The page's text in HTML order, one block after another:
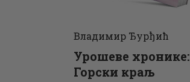
Владимир Ђурђић
Урошеве хронике:
Горски краљ